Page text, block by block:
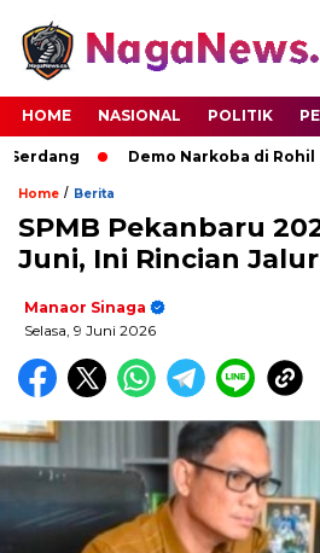
HOME NASIONAL POLITIK
Demo Narkoba di Rohil
Home / Berita
SPMB Pekanbaru
Juni, Ini Rincian
Manaor Sinaga
Selasa, 9 Juni 2026